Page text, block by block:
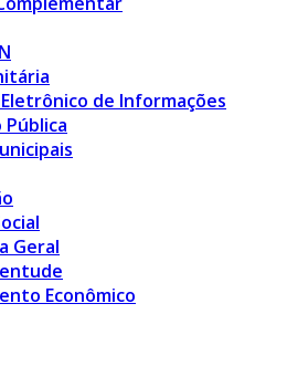
Eletrônico de Informações
Geral
Econômico